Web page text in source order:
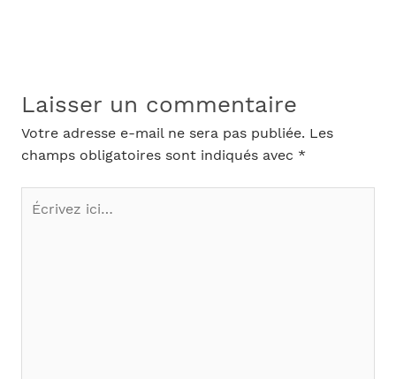
Laisser un commentaire
Votre adresse e-mail ne sera pas publiée. Les
champs obligatoires sont indiqués avec *
Écrivez